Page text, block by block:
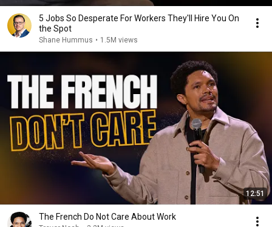
5 Jobs So Desperate For Workers They'll Hire You On
the Spot
Shane Hummus • 1.5M views
12:51
The French Do Not Care About Work